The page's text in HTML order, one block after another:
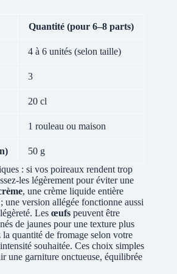
Quantité (pour 6–8 parts)
4 à 6 unités (selon taille)
3
20 cl
1 rouleau ou maison
50 g
: si vos poireaux rendent trop
les légèrement pour éviter une
, une crème liquide entière
une version allégée fonctionne aussi
Les œufs peuvent être
de jaunes pour une texture plus
quantité de fromage selon votre
souhaitée. Ces choix simples
une garniture onctueuse, équilibrée